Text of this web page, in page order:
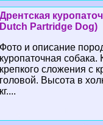
Дрентская
Dutch Partridge Dog)
Фото и описание
куропаточная собака.
крепкого сложения с
головой. Высота в
кг....